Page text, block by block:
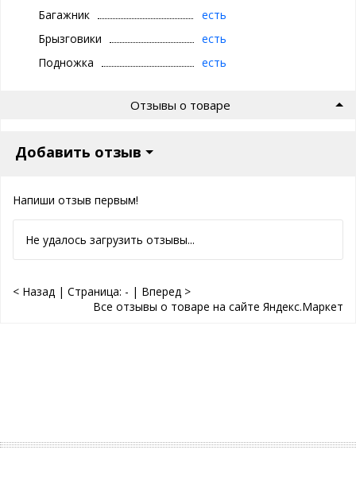
Багажник
есть
Брызговики
есть
Подножка
есть
Отзывы о товаре
Добавить отзыв
Напиши отзыв первым!
Не удалось загрузить отзывы...
< Назад | Страница: - | Вперед >
Все отзывы о товаре на сайте Яндекс.Маркет